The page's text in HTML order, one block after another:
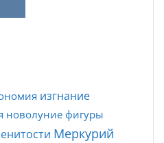
изгнание
новолуние фигуры
Меркурий